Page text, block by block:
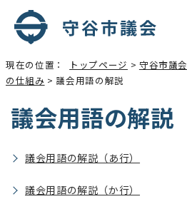
現在の位置： トップページ > 守谷市議会
の仕組み > 議会用語の解説
議会用語の解説
議会用語の解説（あ行）
議会用語の解説（か行）